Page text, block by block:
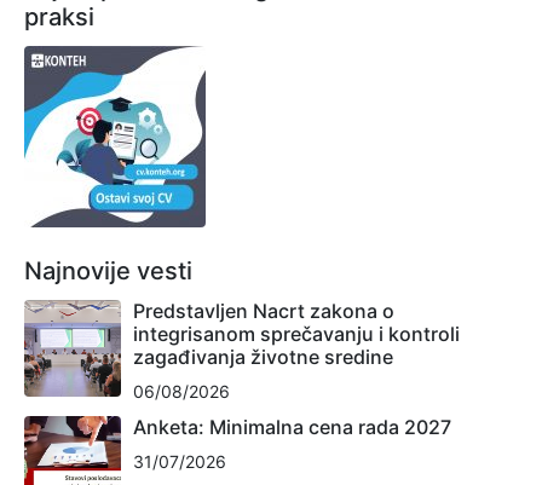
praksi
Najnovije vesti
Predstavljen Nacrt zakona o
integrisanom sprečavanju i kontroli
zagađivanja životne sredine
06/08/2026
Anketa: Minimalna cena rada 2027
31/07/2026